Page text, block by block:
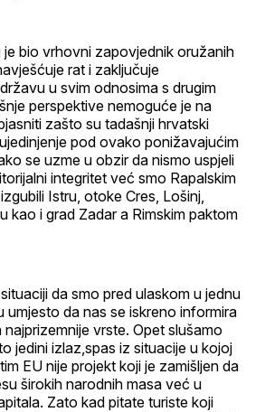
je bio vrhovni zapovjednik oružanih
rat i zaključuje
u svim odnosima s drugim
perspektive nemoguće je na
zašto su tadašnji hrvatski
pod ovako ponižavajućim
se uzme u obzir da nismo uspjeli
integritet već smo Rapalskim
Istru, otoke Cres, Lošinj,
kao i grad Zadar a Rimskim paktom
da smo pred ulaskom u jednu
umjesto da nas se iskreno informira
vrste. Opet slušamo
jedini izlaz,spas iz situacije u kojoj
EU nije projekt koji je zamišljen da
širokih narodnih masa već u
Zato kad pitate turiste koji